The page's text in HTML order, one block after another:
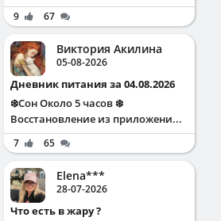
9 67
Виктория Акилина
05-08-2026
Дневник питания за 04.08.2026
❄️Сон Около 5 часов ❄️
Восстановление из приложени...
7 65
Elena***
28-07-2026
Что есть в жару ?